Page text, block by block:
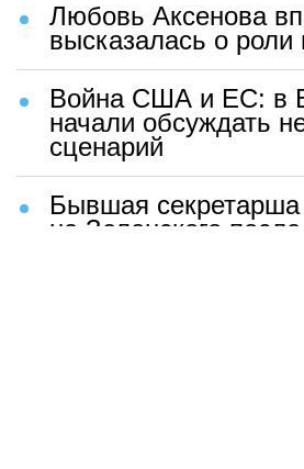
Любовь Аксенова
высказалась о роли
Война США и ЕС: в
начали обсуждать
сценарий
Бывшая секретарша
на Зеленского